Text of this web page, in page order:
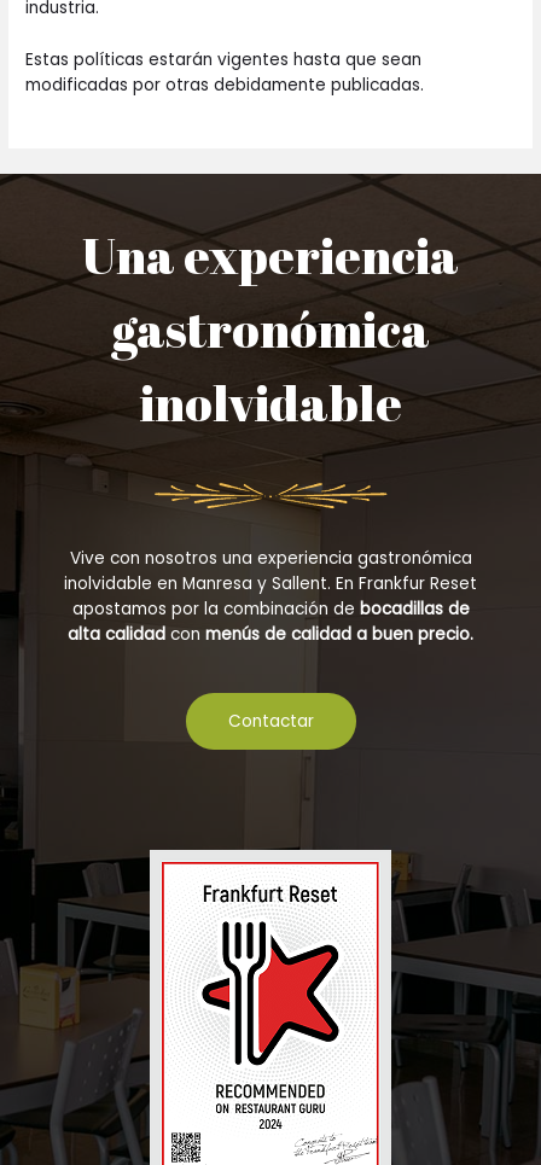
industria.
Estas políticas estarán vigentes hasta que sean
modificadas por otras debidamente publicadas.
Una experiencia
gastronómica
inolvidable
Vive con nosotros una experiencia gastronómica
inolvidable en Manresa y Sallent. En Frankfur Reset
apostamos por la combinación de bocadillas de
alta calidad con menús de calidad a buen precio.
Contactar